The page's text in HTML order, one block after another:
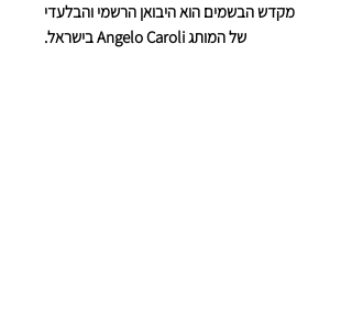
מקדש הבשמים הוא היבואן הרשמי והבלעדי
של המותג Angelo Caroli בישראל.